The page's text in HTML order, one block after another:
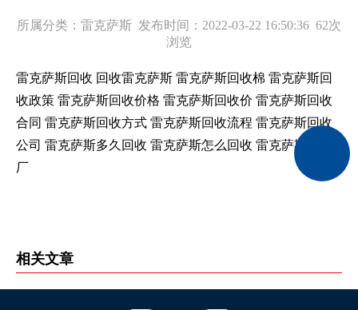
所属分类：雷克萨斯 发布时间：2022-03-22 16:50:36 62次
浏览
雷克萨斯回收 回收雷克萨斯 雷克萨斯回收棉 雷克萨斯回
收政策 雷克萨斯回收价格 雷克萨斯回收价 雷克萨斯回收
合同 雷克萨斯回收方式 雷克萨斯回收流程 雷克萨斯回收
公司 雷克萨斯多久回收 雷克萨斯怎么回收 雷克萨斯回收
厂
相关文章